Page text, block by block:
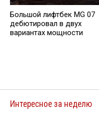
Большой лифтбек MG 07
дебютировал в двух
вариантах мощности
Интересное за неделю